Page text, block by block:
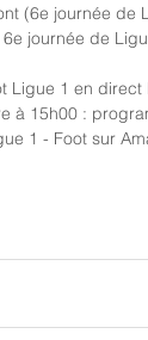
(6e journée de
journée de
Ligue 1 en
à 15h00 :
1 - Foot sur